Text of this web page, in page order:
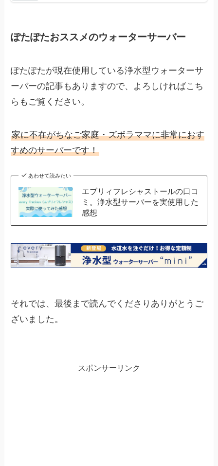
ぽたぽたおススメのウォーターサーバー
ぽたぽたが現在使用している浄水型ウォーターサ
ーバーの記事もありますので、よろしければこち
らもご覧ください。
家に不在がちなご家庭・ズボラママに非常におす
すめのサーバーです！
あわせて読みたい
エブリィフレシャストールの口コ
ミ。浄水型サーバーを実使用した
感想
それでは、最後まで読んでくださりありがとうご
ざいました。
スポンサーリンク